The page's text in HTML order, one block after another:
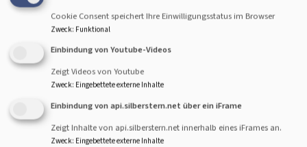
"Zum Luftanhalten schön"
den Blue Notes | 12.10.2014lesen
"Durch und durch hörenswert, anregend für
Herz und Hirn"
Praetorius: Missa gantz teudsch |
25.11.2012 lesen
Cookie Consent speichert Ihre Einwilligungsstatus im Browser
Zweck: Funktional
Einbindung von Youtube-Videos
Zeigt Videos von Youtube
Zweck: Eingebettete externe Inhalte
Einbindung von api.silberstern.net über ein iFrame
Zeigt Inhalte von api.silberstern.net innerhalb eines iFrames an.
Zweck: Eingebettete externe Inhalte